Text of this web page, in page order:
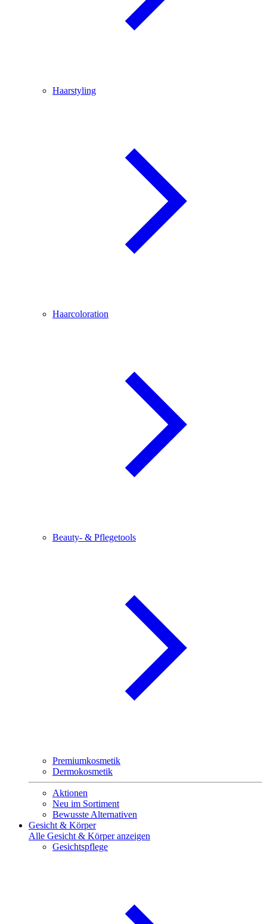
Haarstyling
Haarcoloration
Beauty- & Pflegetools
Premiumkosmetik
Dermokosmetik
Aktionen
Neu im Sortiment
Bewusste Alternativen
Gesicht & Körper
Alle Gesicht & Körper anzeigen
Gesichtspflege